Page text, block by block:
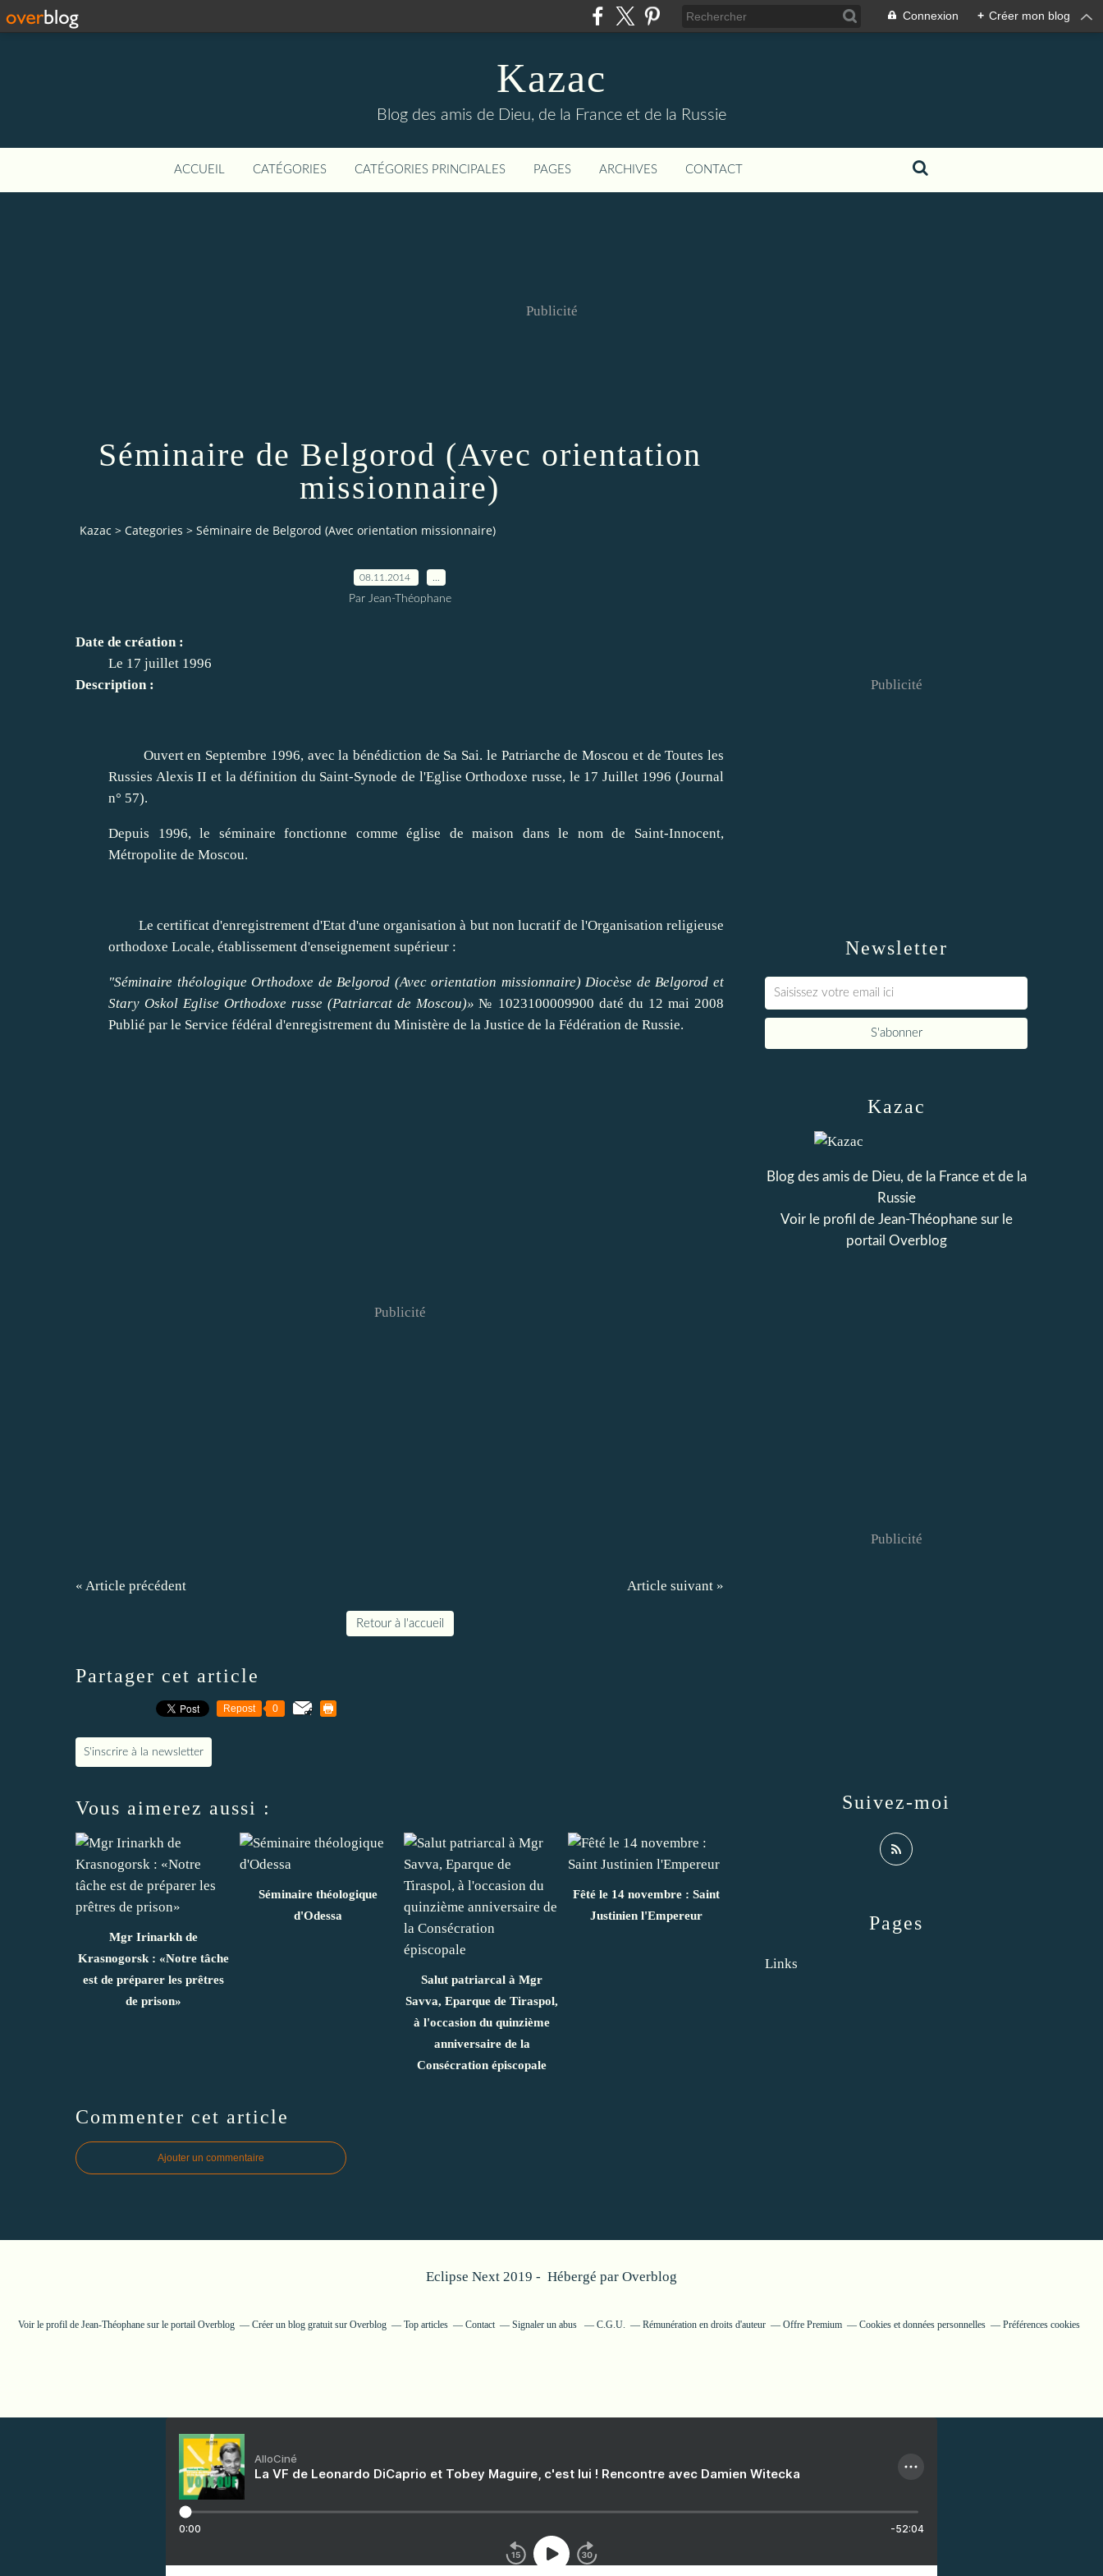
Connexion + Créer mon blog
Kazac
Blog des amis de Dieu, de la France et de la Russie
ACCUEIL CATÉGORIES CATÉGORIES PRINCIPALES PAGES ARCHIVES CONTACT
Publicité
Séminaire de Belgorod (Avec orientation
missionnaire)
Kazac > Categories > Séminaire de Belgorod (Avec orientation missionnaire)
08.11.2014
Par Jean-Théophane
Date de création :
Le 17 juillet 1996
Description :
Ouvert en Septembre 1996, avec la bénédiction de Sa Sai. le Patriarche de Moscou et de Toutes les
Russies Alexis II et la définition du Saint-Synode de l'Eglise Orthodoxe russe, le 17 Juillet 1996 (Journal
n° 57).
Depuis 1996, le séminaire fonctionne comme église de maison dans le nom de Saint-Innocent,
Métropolite de Moscou.
Le certificat d'enregistrement d'Etat d'une organisation à but non lucratif de l'Organisation religieuse
orthodoxe Locale, établissement d'enseignement supérieur :
"Séminaire théologique Orthodoxe de Belgorod (Avec orientation missionnaire) Diocèse de Belgorod et
Stary Oskol Eglise Orthodoxe russe (Patriarcat de Moscou)» № 1023100009900 daté du 12 mai 2008
Publié par le Service fédéral d'enregistrement du Ministère de la Justice de la Fédération de Russie.
Publicité
« Article précédent Article suivant »
Retour à l'accueil
Partager cet article
Repost 0
S'inscrire à la newsletter
Vous aimerez aussi :
Mgr Irinarkh de
Krasnogorsk : «Notre tâche
est de préparer les prêtres
de prison»
Séminaire théologique
d'Odessa
Salut patriarcal à Mgr
Savva, Eparque de Tiraspol,
à l'occasion du quinzième
anniversaire de la
Consécration épiscopale
Fêté le 14 novembre : Saint
Justinien l'Empereur
Commenter cet article
Ajouter un commentaire
Newsletter
Publicité
Pages
Links
Kazac
Blog des amis de Dieu, de la France et de la
Russie
Voir le profil de Jean-Théophanesur le
portail Overblog
Suivez-moi
Publicité
Eclipse Next 2019 - Hébergé par Overblog
Voir le profil de Jean-Théophane sur le portail Overblog Créer un blog gratuit sur Overblog Top articles Contact Signaler un abus C.G.U. Rémunération en droits d'auteur Offre Premium Cookies et données personnelles Préférences cookies
AlloCiné
La VF de Leonardo DiCaprio et Tobey Maguire, c'est lui ! Rencontre avec Damien Witecka
0:00 -52:04